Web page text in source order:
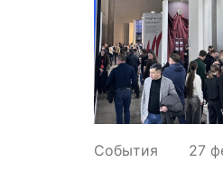
События 27